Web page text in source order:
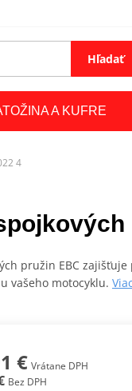
Hľadať
A KUFRE
4
pružin EBC
vašeho motocyklu.
€ Vrátane DPH
Bez DPH